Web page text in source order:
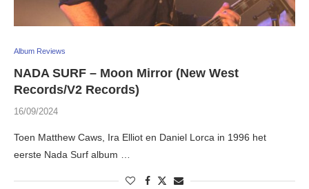
Album Reviews
NADA SURF – Moon Mirror (New West
Records/V2 Records)
16/09/2024
Toen Matthew Caws, Ira Elliot en Daniel Lorca in 1996 het
eerste Nada Surf album …